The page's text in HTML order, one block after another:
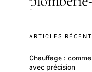
ARTICLES
Chauffage :
avec précision